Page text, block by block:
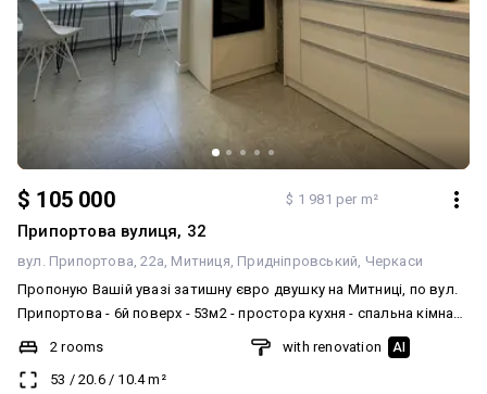
$ 105 000 $ 1 981 per m²
Припортова вулиця, 32
вул. Припортова, 22а Митниця Придніпровський Черкаси
Пропоную Вашій увазі затишну євро двушку на Митниці, по вул.
Припортова - 6й поверх - 53м2 - простора кухня - спальна кімната
- зона вітальні - гардероб - суміжний сан вузол - 10 кВт -
індивідуальний лічильник на тепло, воду, світло - в будинку два
ліфта (вантажний та пасажирський) - ОСББ Квартира з якісним
2 rooms
53 / 20.6/ 10.4m²
with renovation AI